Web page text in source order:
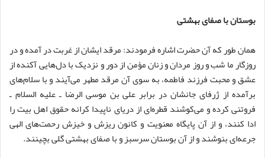
بوستان با صفای بهشتی
همان طور که آن حضرت اشاره فرمودند: مرقد ایشان از غربت در آمده و در
روزگار ما شب و روز مردان و زنان مؤمن از دور و نزدیک با دل‌هایی آکنده از
عشق و محبت فرزند فاطمه، به سوی آن مرقد مطهر می‌آیند و با سلام‌های
برآمده از ژرفای جانشان در برابر علی بن موسی الرضا ـ علیه السلام ـ
فروتنی کرده و می‌کوشند قطره‌ای از دریای ناپیدا کرانه حقوق اهل بیت را
ادا کنند، و از آن پایگاه معنویت و کانون ریزش و خیزش رحمت‌های الهی
جرعه‌ای بنوشند و از آن بوستان سرسبز و با صفای بهشتی گلی بچینند.